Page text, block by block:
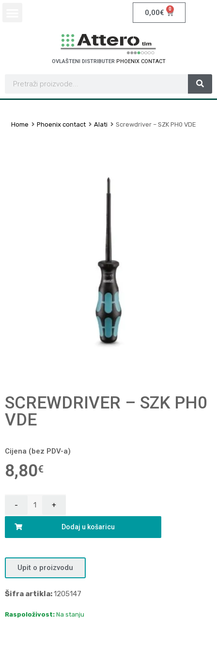
0,00€ 0
OVLAŠTENI DISTRIBUTER PHOENIX CONTACT
Home Phoenix contact Alati Screwdriver – SZK PH0 VDE
SCREWDRIVER – SZK PH0
VDE
Cijena (bez PDV-a)
8,80€
Dodaj u košaricu
Upit o proizvodu
Šifra artikla:1205147
Raspoloživost: Na stanju